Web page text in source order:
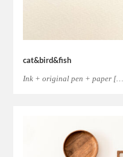
cat&bird&fish
Ink + original pen + paper […